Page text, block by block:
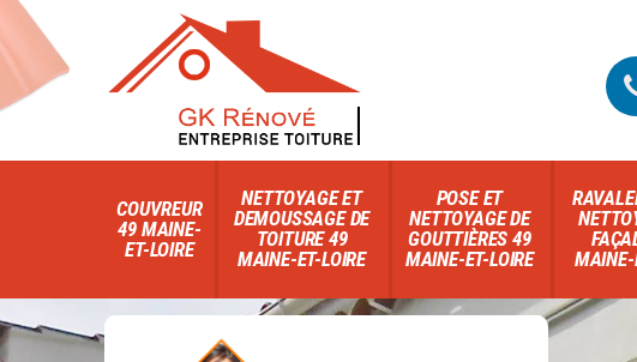
COUVREUR
49 MAINE-
ET-LOIRE
NETTOYAGE ET
DEMOUSSAGE DE
TOITURE 49
MAINE-ET-LOIRE
POSE ET
NETTOYAGE DE
GOUTTIÈRES 49
MAINE-ET-LOIRE
MAINE-